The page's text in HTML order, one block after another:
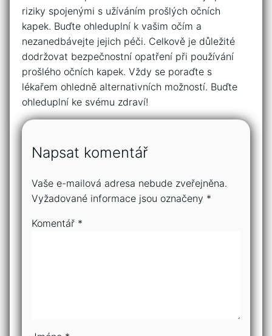
riziky​ spojenými s užíváním prošlých očních
kapek. Buďte⁢ ohleduplní k vašim očím a
nezanedbávejte jejich péči. Celkově ⁢je důležité
dodržovat bezpečnostní opatření ‍při používání
prošlého očních kapek. Vždy se poraďte s
lékařem ohledně alternativních​ možností. ⁢Buďte
ohleduplní ke svému zdraví!
Napsat komentář
Vaše e-mailová adresa nebude zveřejněna.
Vyžadované informace jsou označeny *
Komentář *